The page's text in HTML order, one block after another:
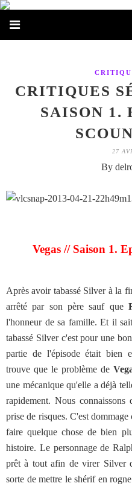
CRITIQUES
SAISON 1.
27
By
Vegas // Saison 1.
Après avoir tabassé Silver à la
arrêté par son père sauf que
l'honneur de sa famille. Et il
tabassé Silver c'est pour une
partie de l'épisode était bien
trouve que le problème de
une mécanique qu'elle a déjà
rapidement. Nous connaissons
prise de risques. C'est
faire quelque chose de bien
histoire. Le personnage de
prêt à tout afin de virer Silver
sorte de mettre le shérif en